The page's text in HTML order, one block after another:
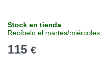
Stock en tienda
Recíbelo el martes/miércoles
115 €